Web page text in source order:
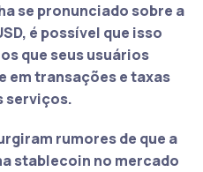
se pronunciado sobre a
é possível que isso
que seus usuários
em transações e taxas
serviços.
rumores de que a
stablecoin no mercado